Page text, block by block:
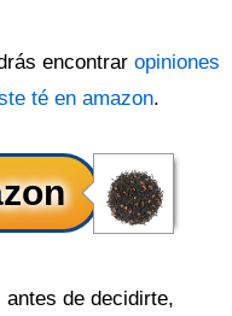
encontrar opiniones
té en amazon.
de decidirte,